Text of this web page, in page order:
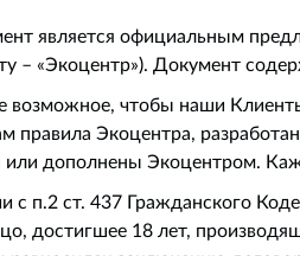
является официальным
– «Экоцентр»). Документ
чтобы наши
правила Экоцентра,
или дополнены Экоцентром.
с п.2 ст. 437 Гражданского
достигшее 18 лет,